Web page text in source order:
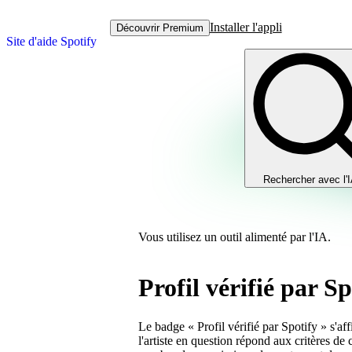
Site d'aide Spotify
Découvrir Premium Installer l'appli
Rechercher avec
Vous utilisez un outil alimenté par l'IA.
Profil vérifié par
Le badge « Profil vérifié par Spotify »
l'artiste en question répond aux critères